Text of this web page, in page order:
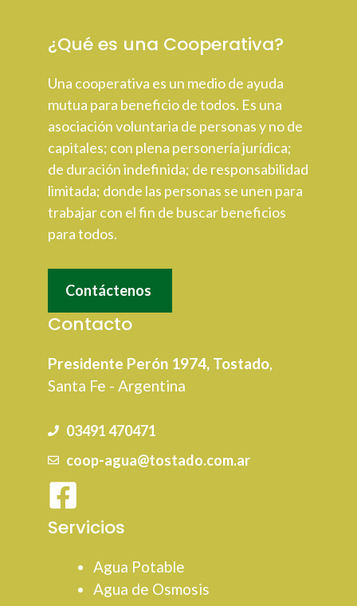
¿Qué es una Cooperativa?
Una cooperativa es un medio de ayuda
mutua para beneficio de todos. Es una
asociación voluntaria de personas y no de
capitales; con plena personería jurídica;
de duración indefinida; de responsabilidad
limitada; donde las personas se unen para
trabajar con el fin de buscar beneficios
para todos.
Contáctenos
Contacto
Presidente Perón 1974, Tostado,
Santa Fe - Argentina
03491 470471
coop-agua@tostado.com.ar
Servicios
Agua Potable
Agua de Osmosis